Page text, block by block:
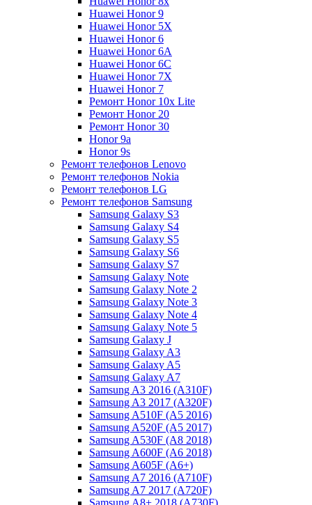
Huawei Honor 9
Huawei Honor 5X
Huawei Honor 6
Huawei Honor 6A
Huawei Honor 6C
Huawei Honor 7X
Huawei Honor 7
Ремонт Honor 10x Lite
Ремонт Honor 20
Ремонт Honor 30
Honor 9a
Honor 9s
Ремонт телефонов Lenovo
Ремонт телефонов Nokia
Ремонт телефонов LG
Ремонт телефонов Samsung
Samsung Galaxy S3
Samsung Galaxy S4
Samsung Galaxy S5
Samsung Galaxy S6
Samsung Galaxy S7
Samsung Galaxy Note
Samsung Galaxy Note 2
Samsung Galaxy Note 3
Samsung Galaxy Note 4
Samsung Galaxy Note 5
Samsung Galaxy J
Samsung Galaxy A3
Samsung Galaxy A5
Samsung Galaxy A7
Samsung A3 2016 (A310F)
Samsung A3 2017 (A320F)
Samsung A510F (A5 2016)
Samsung A520F (A5 2017)
Samsung A530F (A8 2018)
Samsung A600F (A6 2018)
Samsung A605F (A6+)
Samsung A7 2016 (A710F)
Samsung A7 2017 (A720F)